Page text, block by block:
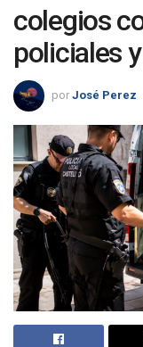
colegios
policiales
por José Perez